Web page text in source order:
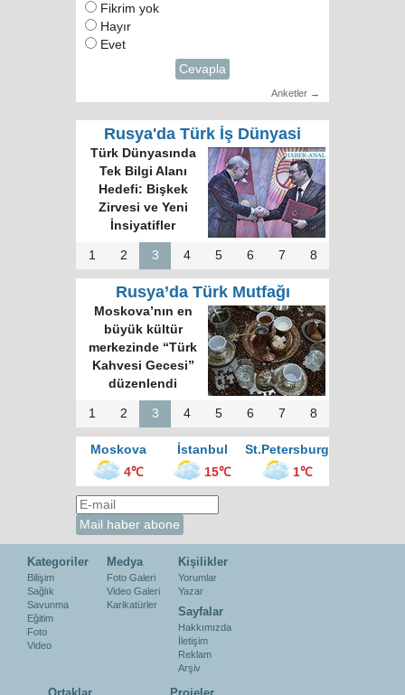
Fikrim yok
Hayır
Evet
Cevapla
Anketler →
Rusya'da Türk İş Dünyasi
Türk Dünyasında
Tek Bilgi Alanı
Hedefi: Bişkek
Zirvesi ve Yeni
İnsiyatifler
1 2 3 4 5 6 7 8
Rusya’da Türk Mutfağı
Moskova’nın en
büyük kültür
merkezinde “Türk
Kahvesi Gecesi”
düzenlendi
1 2 3 4 5 6 7 8
Moskova İstanbul
St.Petersburg
4℃
15℃ 1℃
Kategoriler
Bilişim
Sağlık
Savunma
Eğitim
Foto
Video
Medya
Foto Galeri
Video Galeri
Karikatürler
Kişilikler
Yorumlar
Yazar
Sayfalar
Hakkımızda
İletişim
Reklam
Arşiv